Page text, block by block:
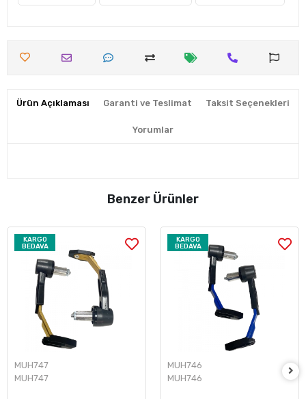
Ürün Açıklaması Garanti ve Teslimat Taksit Seçenekleri
Yorumlar
Benzer Ürünler
KARGO
BEDAVA
MUH747
MUH747
KARGO
BEDAVA
MUH746
MUH746